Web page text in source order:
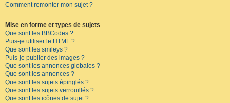
Comment remonter mon sujet ?
Mise en forme et types de sujets
Que sont les BBCodes ?
Puis-je utiliser le HTML ?
Que sont les smileys ?
Puis-je publier des images ?
Que sont les annonces globales ?
Que sont les annonces ?
Que sont les sujets épinglés ?
Que sont les sujets verrouillés ?
Que sont les icônes de sujet ?